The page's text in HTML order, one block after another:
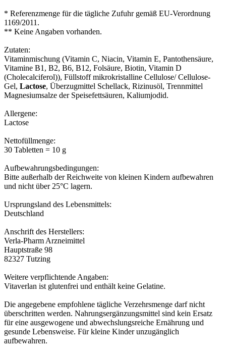
* Referenzmenge für die tägliche Zufuhr gemäß EU-Verordnung
1169/2011.
** Keine Angaben vorhanden.
Zutaten:
Vitaminmischung (Vitamin C, Niacin, Vitamin E, Pantothensäure,
Vitamine B1, B2, B6, B12, Folsäure, Biotin, Vitamin D
(Cholecalciferol)), Füllstoff mikrokristalline Cellulose/ Cellulose-
Gel, Lactose, Überzugmittel Schellack, Rizinusöl, Trennmittel
Magnesiumsalze der Speisefettsäuren, Kaliumjodid.
Allergene:
Lactose
Nettofüllmenge:
30 Tabletten = 10 g
Aufbewahrungsbedingungen:
Bitte außerhalb der Reichweite von kleinen Kindern aufbewahren
und nicht über 25°C lagern.
Ursprungsland des Lebensmittels:
Deutschland
Anschrift des Herstellers:
Verla-Pharm Arzneimittel
Hauptstraße 98
82327 Tutzing
Weitere verpflichtende Angaben:
Vitaverlan ist glutenfrei und enthält keine Gelatine.
Die angegebene empfohlene tägliche Verzehrsmenge darf nicht
überschritten werden. Nahrungsergänzungsmittel sind kein Ersatz
für eine ausgewogene und abwechslungsreiche Ernährung und
gesunde Lebensweise. Für kleine Kinder unzugänglich
aufbewahren.